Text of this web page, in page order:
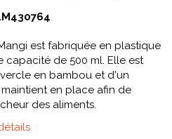
est fabriquée en plastique
capacité de 500 ml. Elle est
en bambou et d'un
en place afin de
des aliments.